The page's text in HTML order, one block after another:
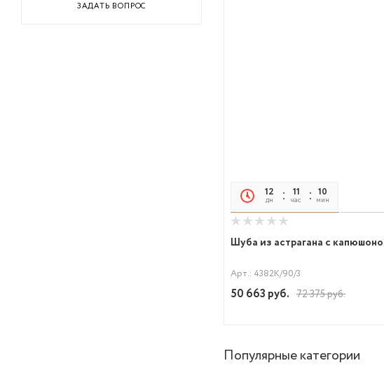
12
дн
11
час
10
мин
Шуба из астрагана с
Арт.: 4382К/90/3
50 663 руб. 72 375руб.
Популярные категории
ЗАДАТЬ ВОПРОС